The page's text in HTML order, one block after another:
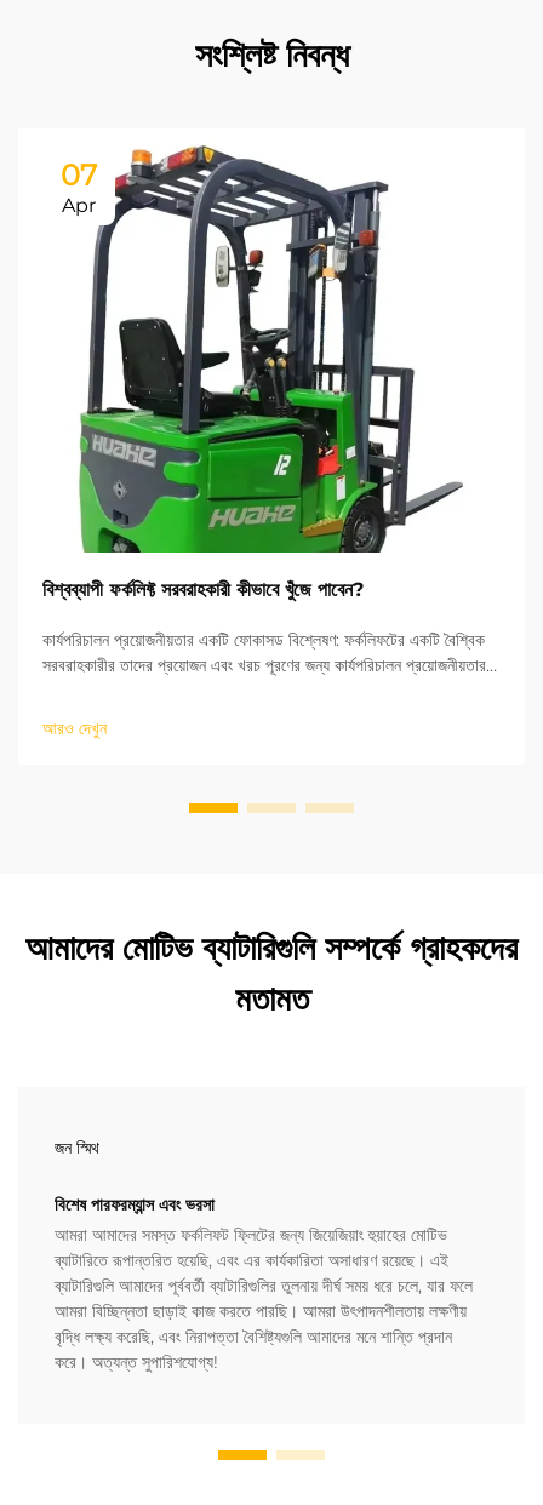
সংশ্লিষ্ট নিবন্ধ
07
Apr
বিশ্বব্যাপী ফর্কলিফ্ট সরবরাহকারী কীভাবে খুঁজে পাবেন?
কার্যপরিচালন প্রয়োজনীয়তার একটি ফোকাসড বিশ্লেষণ: ফর্কলিফটের একটি বৈশ্বিক
সরবরাহকারীর তাদের প্রয়োজন এবং খরচ পূরণের জন্য কার্যপরিচালন প্রয়োজনীয়তার
আরও দেখুন
আমাদের মোটিভ ব্যাটারিগুলি সম্পর্কে গ্রাহকদের
মতামত
জন স্মিথ
বিশেষ পারফরম্যান্স এবং ভরসা
আমরা আমাদের সমস্ত ফর্কলিফট ফ্লিটের জন্য জিয়েজিয়াং হুয়াহের মোটিভ
ব্যাটারিতে রূপান্তরিত হয়েছি, এবং এর কার্যকারিতা অসাধারণ রয়েছে। এই
ব্যাটারিগুলি আমাদের পূর্ববর্তী ব্যাটারিগুলির তুলনায় দীর্ঘ সময় ধরে চলে, যার ফলে
আমরা বিচ্ছিন্নতা ছাড়াই কাজ করতে পারছি। আমরা উৎপাদনশীলতায় লক্ষণীয়
বৃদ্ধি লক্ষ্য করেছি, এবং নিরাপত্তা বৈশিষ্ট্যগুলি আমাদের মনে শান্তি প্রদান
করে। অত্যন্ত সুপারিশযোগ্য!